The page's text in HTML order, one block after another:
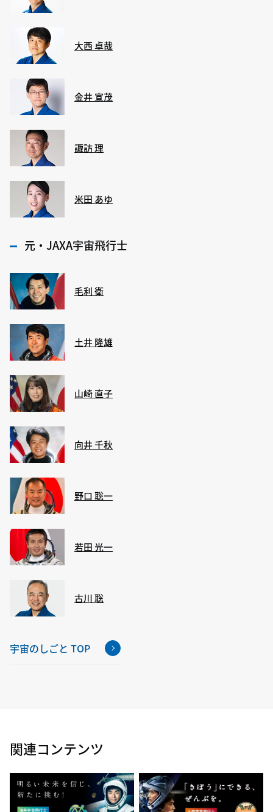
大西 卓哉
金井 宣茂
諏訪 理
米田 あゆ
元・JAXA宇宙飛行士
毛利 衛
土井 隆雄
山崎 直子
向井 千秋
野口 聡一
若田 光一
古川 聡
宇宙のしごと TOP
関連コンテンツ